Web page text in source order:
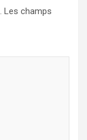
Les champs